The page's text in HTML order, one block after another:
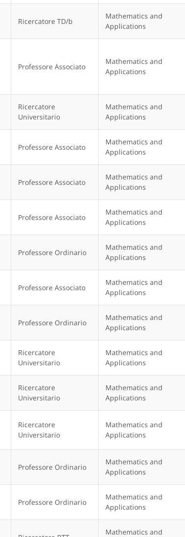
Ricercatore TD/b
Mathematics and
Applications
Professore Associato
Mathematics and
Applications
Ricercatore
Universitario
Mathematics and
Applications
Professore Associato
Mathematics and
Applications
Professore Associato
Mathematics and
Applications
Professore Associato
Mathematics and
Applications
Professore Ordinario
Mathematics and
Applications
Professore Associato
Mathematics and
Applications
Professore Ordinario
Mathematics and
Applications
Ricercatore
Universitario
Mathematics and
Applications
Ricercatore
Universitario
Mathematics and
Applications
Ricercatore
Universitario
Mathematics and
Applications
Professore Ordinario
Mathematics and
Applications
Professore Ordinario
Mathematics and
Applications
Mathematics and